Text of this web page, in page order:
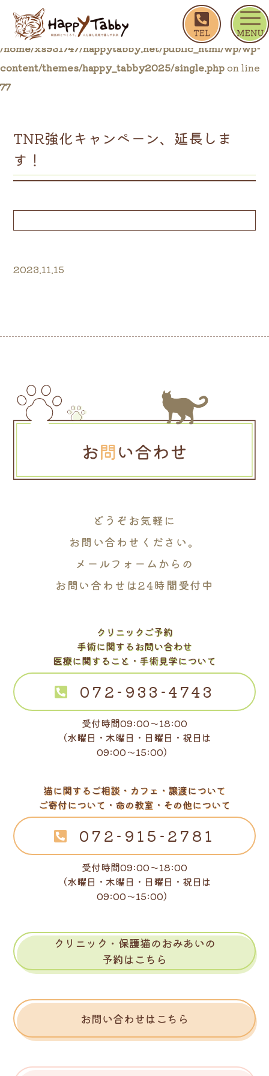
ホーム
TNR強化キャンペーン、延
Warning: Trying to access array offset on false in
/home/xs931747/happytabby.net/public_html/wp/wp-
content/themes/happy_tabby2025/single.phpon line
77
TNR強化キャンペーン、延長しま
す！
2023.11.15
どうぞお気軽に
お問い合わせください。
メールフォームからの
お問い合わせは24時間受付中
クリニックご予約
手術に関するお問い合わせ
医療に関すること・手術見学について
072-933-4743
受付時間09:00～18:00
（水曜日・木曜日・日曜日・祝日は
09:00～15:00）
猫に関するご相談・カフェ・譲渡について
ご寄付について・命の教室・その他について
072-915-2781
受付時間09:00～18:00
（水曜日・木曜日・日曜日・祝日は
09:00～15:00）
クリニック・保護猫のおみあいの
予約はこちら
お問い合わせはこちら